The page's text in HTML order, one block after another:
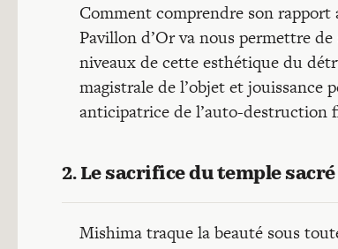
Comment comprendre son rapport
Pavillon d’Or va nous permettre
niveaux de cette esthétique du
magistrale de l’objet et jouissance
anticipatrice de l’auto-destruction
2. Le sacrifice du temple sacré
Mishima traque la beauté sous